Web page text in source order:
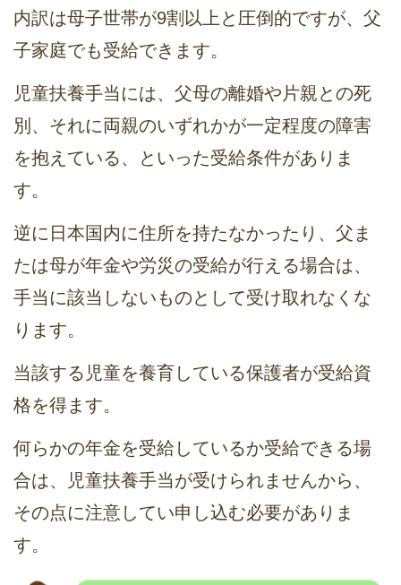
内訳は母子世帯が9割以上と圧倒的ですが、父
子家庭でも受給できます。
児童扶養手当には、父母の離婚や片親との死
別、それに両親のいずれかが一定程度の障害
を抱えている、といった受給条件がありま
す。
逆に日本国内に住所を持たなかったり、父ま
たは母が年金や労災の受給が行える場合は、
手当に該当しないものとして受け取れなくな
ります。
当該する児童を養育している保護者が受給資
格を得ます。
何らかの年金を受給しているか受給できる場
合は、児童扶養手当が受けられませんから、
その点に注意してい申し込む必要がありま
す。